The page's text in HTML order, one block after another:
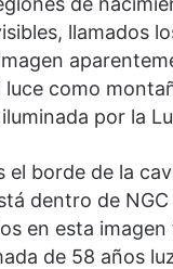
llamados
como
por la
el borde de la
dentro de
en esta
de 58 años